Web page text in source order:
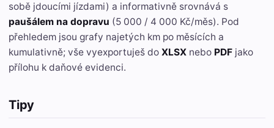
sobě jdoucími jízdami) a informativně srovnává s
paušálem na dopravu (5 000 / 4 000 Kč/měs). Pod
přehledem jsou grafy najetých km po měsících a
kumulativně; vše vyexportuješ do XLSX nebo PDF jako
přílohu k daňové evidenci.
Tipy